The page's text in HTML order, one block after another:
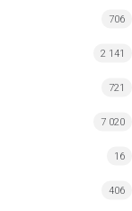
706
2 141
721
7 020
16
406